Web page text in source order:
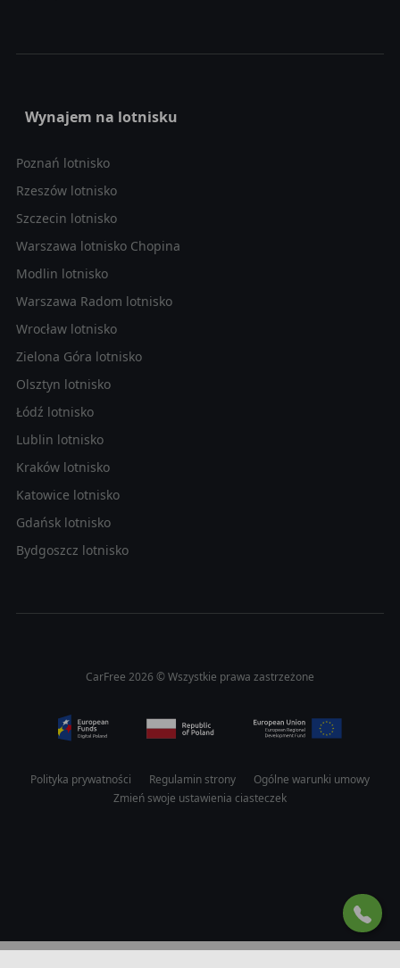
Wynajem na lotnisku
Poznań lotnisko
Rzeszów lotnisko
Szczecin lotnisko
Warszawa lotnisko Chopina
Modlin lotnisko
Warszawa Radom lotnisko
Wrocław lotnisko
Zielona Góra lotnisko
Olsztyn lotnisko
Łódź lotnisko
Lublin lotnisko
Kraków lotnisko
Katowice lotnisko
Gdańsk lotnisko
Bydgoszcz lotnisko
CarFree 2026 © Wszystkie prawa zastrzeżone
Polityka prywatności Regulamin strony
Ogólne warunki umowy
Zmień swoje ustawienia ciasteczek